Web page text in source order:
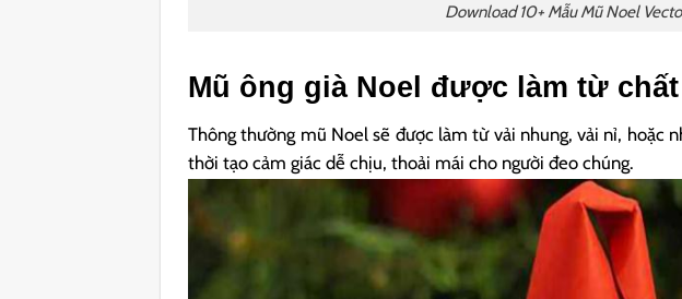
Download 10+ Mẫu Mũ Noel
Mũ ông già Noel được làm từ
Thông thường mũ Noel sẽ được làm từ vải nhung, vải nỉ, hoặc
thời tạo cảm giác dễ chịu, thoải mái cho người đeo chúng.